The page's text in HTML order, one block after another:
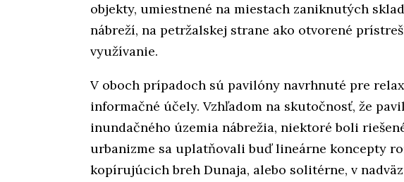
objekty, umiestnené na miestach zaniknutých
nábreží, na petržalskej strane ako otvorené
využívanie.
V oboch prípadoch sú pavilóny navrhnuté pre
informačné účely. Vzhľadom na skutočnosť, že
inundačného územia nábrežia, niektoré boli
urbanizme sa uplatňovali buď lineárne koncepty
kopírujúcich breh Dunaja, alebo solitérne, v